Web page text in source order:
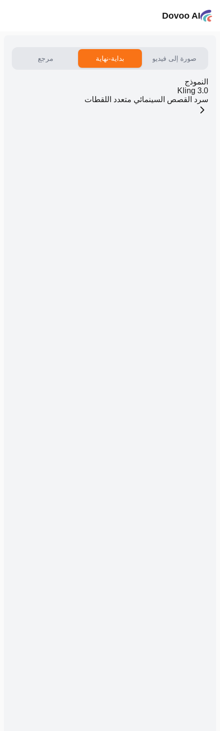
Dovoo AI
صورة إلى فيديو بداية-نهاية مرجع
النموذج
Kling 3.0
سرد القصص السينمائي متعدد اللقطات